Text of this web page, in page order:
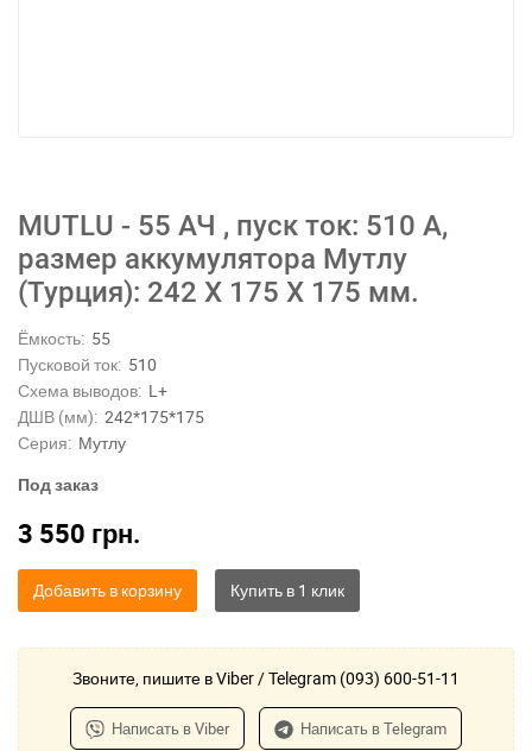
MUTLU - 55 АЧ , пуск ток: 510 А,
размер аккумулятора Мутлу
(Турция): 242 Х 175 Х 175 мм.
Ёмкость: 55
Пусковой ток: 510
Схема выводов: L+
ДШВ (мм): 242*175*175
Серия: Мутлу
Под заказ
3 550 грн.
Добавить в корзину
Звоните, пишите в Viber / Telegram (093) 600-51-11
Написать в Viber Написать в Telegram